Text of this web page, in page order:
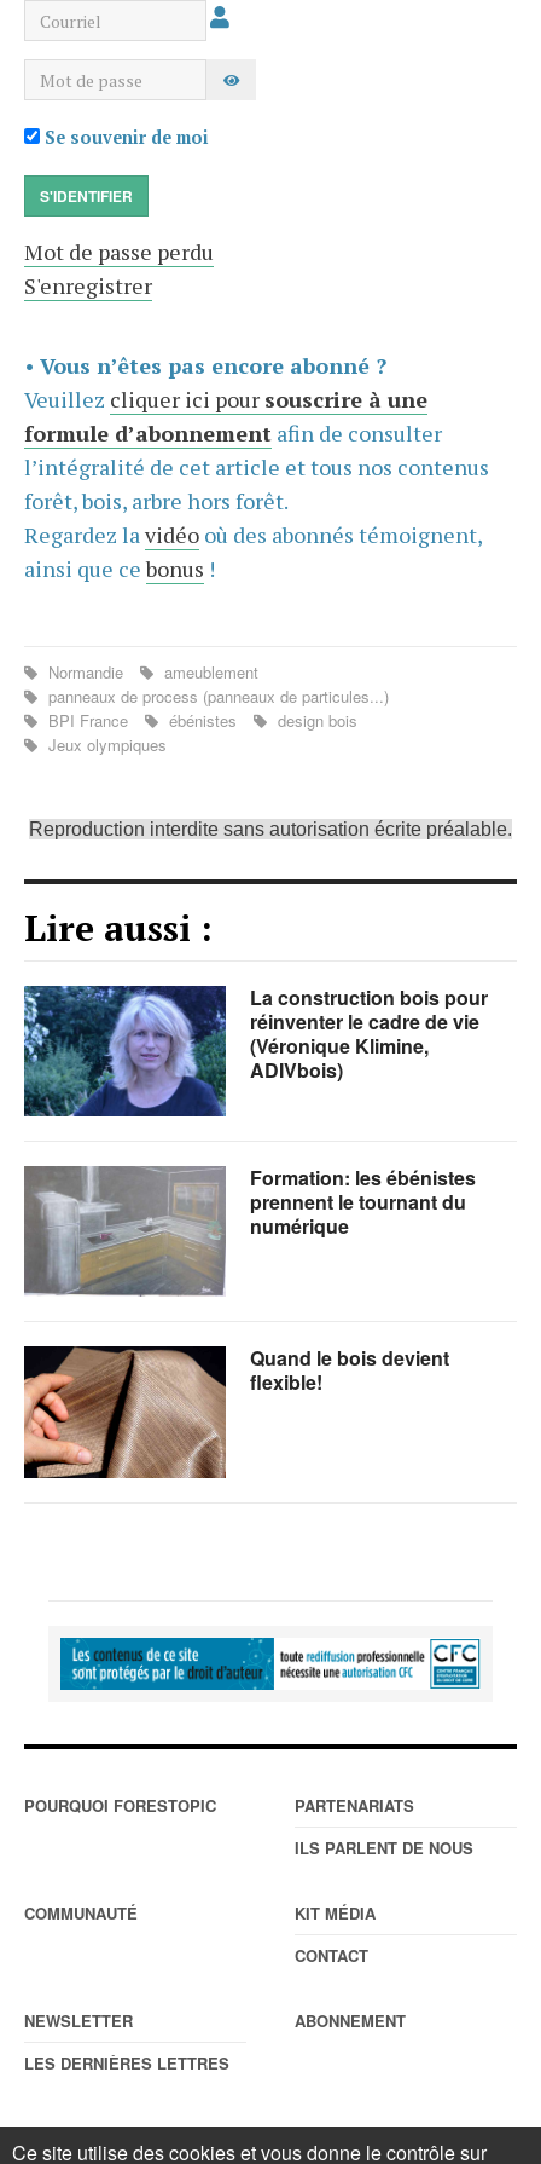
Courriel
Mot de passe AFFICHER LE MOT DE PASSE
Se souvenir de moi
S'IDENTIFIER
Mot de passe perdu
S'enregistrer
• Vous n’êtes pas encore abonné ?
Veuillez cliquer ici pour souscrire à une
formule d’abonnement afin de consulter
l’intégralité de cet article et tous nos contenus
forêt, bois, arbre hors forêt.
Regardez lavidéo où des abonnés témoignent,
ainsi que cebonus !
Normandie
ameublement
panneaux de process (panneaux de particules...)
BPI France
ébénistes
design bois
Jeux olympiques
Reproduction interdite sans autorisation écrite préalable.
Lire aussi :
La construction bois pour
réinventer le cadre de vie
(Véronique Klimine,
ADIVbois)
Formation: les ébénistes
prennent le tournant du
numérique
Quand le bois devient
flexible!
POURQUOI FORESTOPIC
PARTENARIATS
ILS PARLENT DE NOUS
COMMUNAUTÉ
KIT MÉDIA
CONTACT
NEWSLETTER
LES DERNIÈRES LETTRES
ABONNEMENT
© ForestopicMentions légales. Reproduction interdite sans autorisation
Ce site utilise des cookies et vous donne le contrôle sur